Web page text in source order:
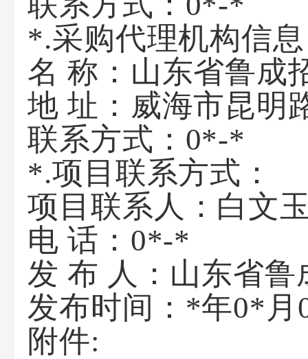
*.采购代理机构信息
名 称： 山东省鲁成
地 址： 威海市昆明
联系方式： 0*-*
*.项目联系方式：
项目联系人： 白文
电 话： 0*-*
发 布 人：山东省
发布时间：*年0*月
附件: